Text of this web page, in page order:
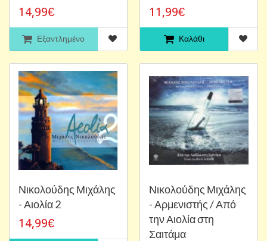
14,99€
Εξαντλημένο
11,99€
Καλάθι
Νικολούδης Μιχάλης
- Αιολία 2
14,99€
Νικολούδης Μιχάλης
- Αρμενιστής / Από
την Αιολία στη
Σαιτάμα